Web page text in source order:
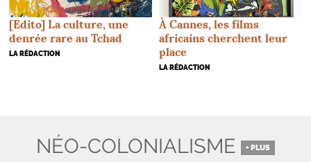
[Edito] La culture, une
denrée rare au Tchad
LA RÉDACTION
À Cannes, les films
africains cherchent leur
place
LA RÉDACTION
NÉO-COLONIALISME + PLUS